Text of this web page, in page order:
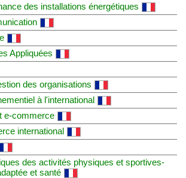
des installations énergétiques
Appliquées
des organisations
à l'international
e-commerce
international
des activités physiques et sportives-
et santé